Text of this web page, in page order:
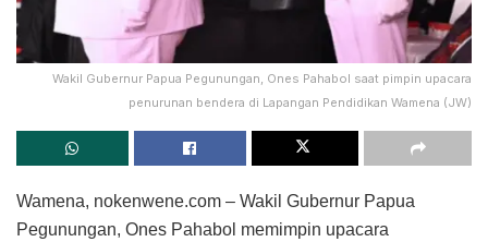
Wakil Gubernur Papua Pegunungan, Ones Pahabol saat pimpin upacara
penurunan bendera di Lapangan Pendidikan Wamena (JW)
Wamena, nokenwene.com – Wakil Gubernur Papua
Pegunungan, Ones Pahabol memimpin upacara